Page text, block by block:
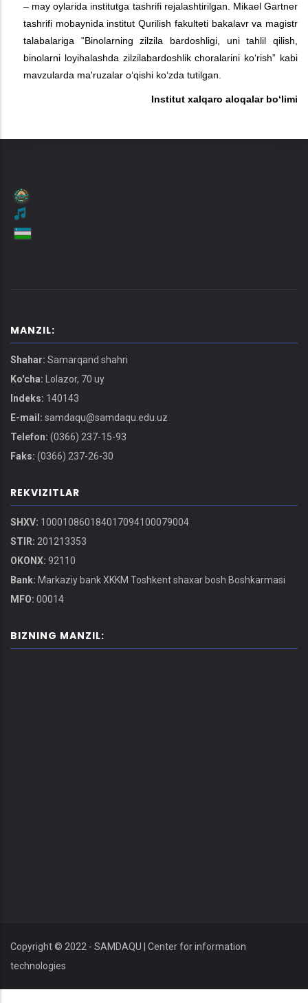
– may oylarida institutga tashrifi rejalashtirilgan. Mikael Gartner
tashrifi mobaynida institut Qurilish fakulteti bakalavr va magistr
talabalariga “Binolarning zilzila bardoshligi, uni tahlil qilish,
binolarni loyihalashda zilzilabardoshlik choralarini ko‘rish” kabi
mavzularda ma'ruzalar o‘qishi ko‘zda tutilgan.
Institut xalqaro aloqalar bo‘limi
MANZIL:
Shahar: Samarqand shahri
Ko'cha: Lolazor, 70 uy
Indeks: 140143
E-mail: samdaqu@samdaqu.edu.uz
Telefon: (0366) 237-15-93
Faks: (0366) 237-26-30
REKVIZITLAR
SHXV: 100010860184017094100079004
STIR: 201213353
OKONX: 92110
Bank: Markaziy bank XKKM Toshkent shaxar bosh Boshkarmasi
MFO: 00014
BIZNING MANZIL:
Copyright © 2022 - SAMDAQU | Center for information
technologies